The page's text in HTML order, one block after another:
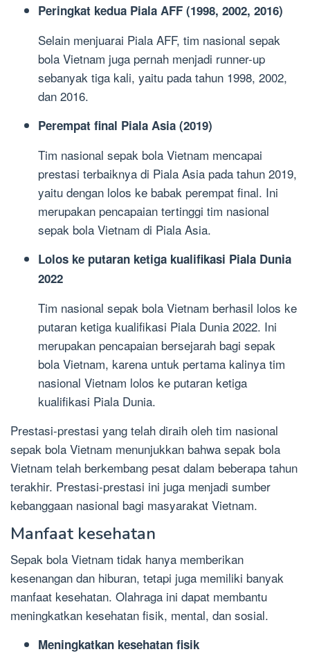
Peringkat kedua Piala AFF (1998, 2002, 2016)
Selain menjuarai Piala AFF, tim nasional sepak
bola Vietnam juga pernah menjadi runner-up
sebanyak tiga kali, yaitu pada tahun 1998, 2002,
dan 2016.
Perempat final Piala Asia (2019)
Tim nasional sepak bola Vietnam mencapai
prestasi terbaiknya di Piala Asia pada tahun 2019,
yaitu dengan lolos ke babak perempat final. Ini
merupakan pencapaian tertinggi tim nasional
sepak bola Vietnam di Piala Asia.
Lolos ke putaran ketiga kualifikasi Piala Dunia
2022
Tim nasional sepak bola Vietnam berhasil lolos ke
putaran ketiga kualifikasi Piala Dunia 2022. Ini
merupakan pencapaian bersejarah bagi sepak
bola Vietnam, karena untuk pertama kalinya tim
nasional Vietnam lolos ke putaran ketiga
kualifikasi Piala Dunia.
Prestasi-prestasi yang telah diraih oleh tim nasional
sepak bola Vietnam menunjukkan bahwa sepak bola
Vietnam telah berkembang pesat dalam beberapa tahun
terakhir. Prestasi-prestasi ini juga menjadi sumber
kebanggaan nasional bagi masyarakat Vietnam.
Manfaat kesehatan
Sepak bola Vietnam tidak hanya memberikan
kesenangan dan hiburan, tetapi juga memiliki banyak
manfaat kesehatan. Olahraga ini dapat membantu
meningkatkan kesehatan fisik, mental, dan sosial.
Meningkatkan kesehatan fisik